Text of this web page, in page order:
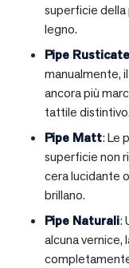
superficie della
legno.
Pipe Rusticate
manualmente,
ancora più
tattile distintivo.
Pipe Matt: Le
superficie non
cera lucidante
brillano.
Pipe Naturali:
alcuna vernice,